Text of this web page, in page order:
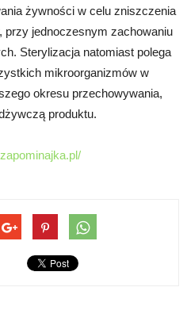
żywności w celu zniszczenia
jednoczesnym zachowaniu
Sterylizacja natomiast polega
mikroorganizmów w
okresu przechowywania,
produktu.